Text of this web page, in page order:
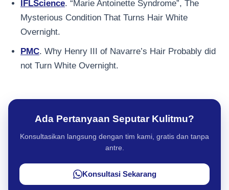
IFLScience . “Marie Antoinette Syndrome”, The
Mysterious Condition That Turns Hair White
Overnight.
PMC . Why Henry III of Navarre’s Hair Probably did
not Turn White Overnight.
Ada Pertanyaan Seputar Kulitmu?
Konsultasikan langsung dengan tim kami, gratis dan tanpa
antre.
Konsultasi Sekarang